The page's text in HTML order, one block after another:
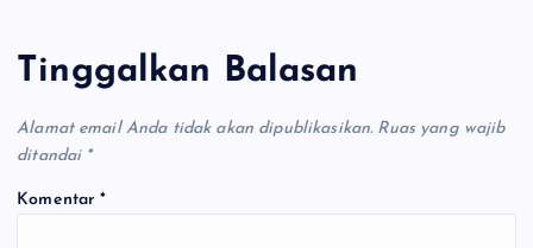
Tinggalkan Balasan
Alamat email Anda tidak akan dipublikasikan. Ruas yang wajib
ditandai *
Komentar*